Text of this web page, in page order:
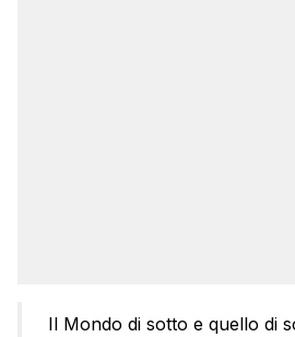
Il Mondo di sotto e quello di